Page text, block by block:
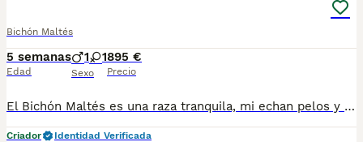
Bichón Maltés
5 semanas
Edad
1 1
Sexo
895 €
Precio
El Bichón Maltés es una raza tranquila, mi echan pelos y son súper cariñosos, en definitiva una raza perfecta. Y con su pelaje blanco y largo de robara todas las miradas por la calle. Se entregan a los 2️⃣ meses de edad con: 2️⃣ Vacunas 🪪 Microchip ✈️ Pasaporte Veterinario Oficial 2️⃣ Desparasitaciones En el contrato de compraventa se especifican las garantías sanitarias 📑🏥. En Centro Canino Cauca nuestra prioridad es la cría responsable para una salud excelente tanto para las madres como para los cachorros, más de 20 años de experiencia nos avalan con clientes satisfechos por toda España 🇪🇸. Nuestra página web: https://centrocauca.es/ ¡CONTÁCTANOS! 🫵🐶. 638009917 📞.
Criador
Identidad Verificada